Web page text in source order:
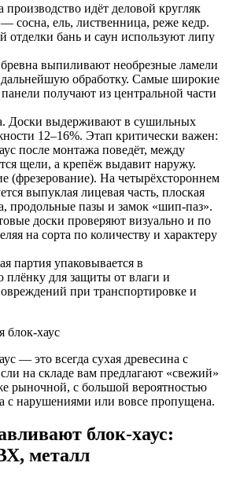
идёт деловой кругляк
сосна, ель, лиственница, реже кедр.
отделки бань и саун используют липу
выпиливают необрезные ламели
обработку. Самые широкие
получают из центральной части
Доски выдерживают в сушильных
12–16%. Этап критически важен:
после монтажа поведёт, между
щели, а крепёж выдавит наружу.
(фрезерование). На четырёхстороннем
выпуклая лицевая часть, плоская
продольные пазы и замок «шип-паз».
доски проверяют визуально и по
на сорта по количеству и характеру
партия упаковывается в
плёнку для защиты от влаги и
при транспортировке и
— это всегда сухая древесина с
на складе вам предлагают «свежий»
рыночной, с большой вероятностью
с нарушениями или вовсе пропущена.
блок-хаус:
металл